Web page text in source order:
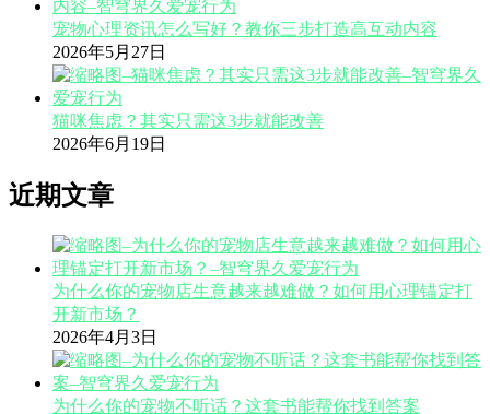
宠物心理资讯怎么写好？教你三步打造高互动内容
2026年5月27日
猫咪焦虑？其实只需这3步就能改善
2026年6月19日
近期文章
为什么你的宠物店生意越来越难做？如何用心理锚定打
开新市场？
2026年4月3日
为什么你的宠物不听话？这套书能帮你找到答案